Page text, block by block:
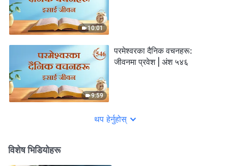
10:01
9:59
परमेश्‍वरका दैनिक वचनहरू:
जीवनमा प्रवेश | अंश ५४६
थप हेर्नुहोस्
विशेष भिडियोहरू